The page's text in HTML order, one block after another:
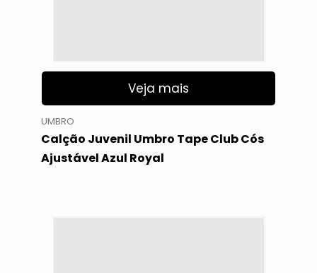
Veja mais
UMBRO
Calção Juvenil Umbro Tape Club Cós
Ajustável Azul Royal